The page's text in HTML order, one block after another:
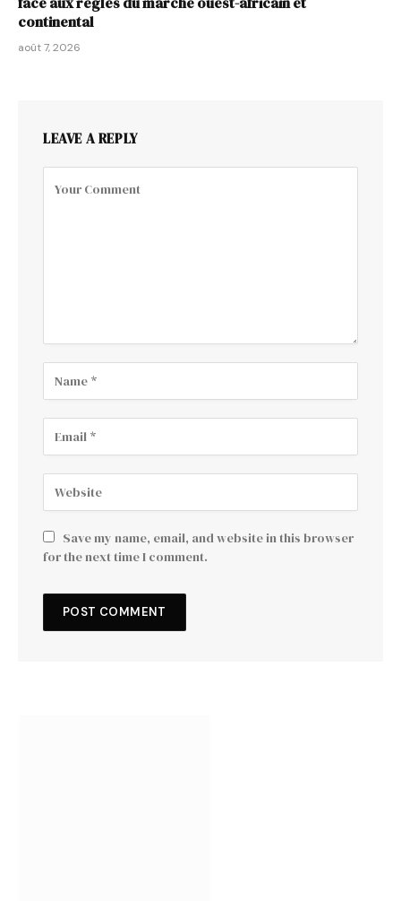
continental
août 7, 2026
LEAVE A REPLY
Save my name, email, and website in this browser
for the next time I comment.